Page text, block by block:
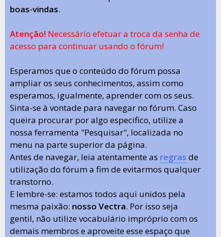
boas-vindas.
Atenção! Necessário efetuar a troca da senha de
acesso para continuar usando o fórum!
Esperamos que o conteúdo do fórum possa
ampliar os seus conhecimentos, assim como
esperamos, igualmente, aprender com os seus.
Sinta-se à vontade para navegar no fórum. Caso
queira procurar por algo especifico, utilize a
nossa ferramenta "Pesquisar", localizada no
menu na parte superior da página.
Antes de navegar, leia atentamente as regras de
utilização do fórum a fim de evitarmos qualquer
transtorno.
E lembre-se: estamos todos aqui unidos pela
mesma paixão: nosso Vectra. Por isso seja
gentil, não utilize vocabulário impróprio com os
demais membros e aproveite esse espaço que